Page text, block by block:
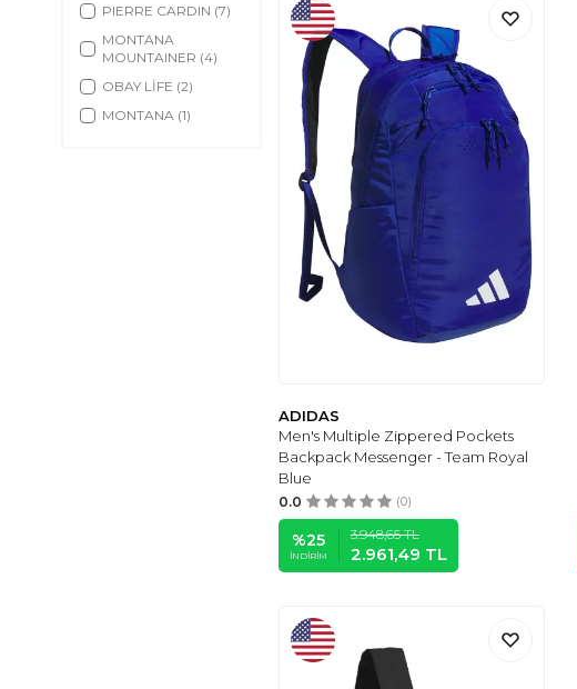
PIERRE CARDIN (7)
MONTANA
MOUNTAINER (4)
OBAY LİFE (2)
MONTANA (1)
ADIDAS
Men's Multiple Zippered Pockets
Backpack Messenger - Team Royal
Blue
0.0 (0)
%25
İNDIRIM
3.948,65TL
2.961,49 TL